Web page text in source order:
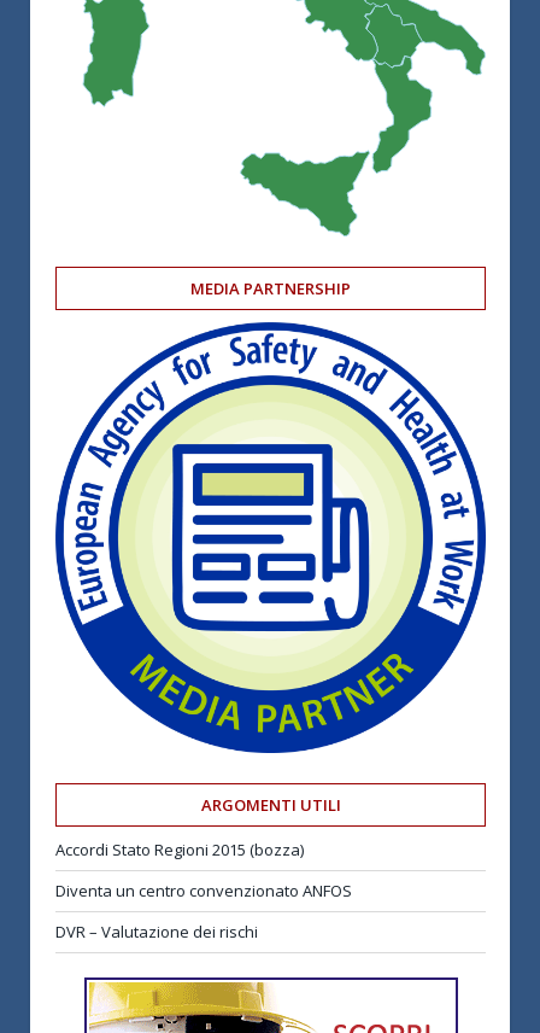
MEDIA PARTNERSHIP
ARGOMENTI UTILI
Accordi Stato Regioni 2015 (bozza)
Diventa un centro convenzionato ANFOS
DVR – Valutazione dei rischi